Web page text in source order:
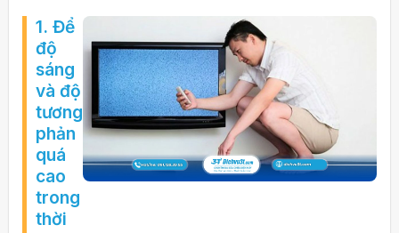
1. Để
độ
sáng
và độ
tương
phản
quá
cao
trong
thời